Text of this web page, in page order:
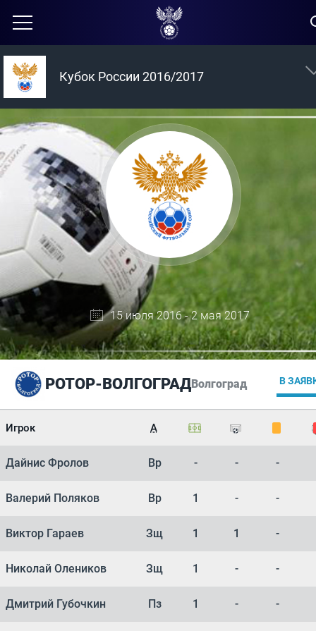
Кубок России 2016/2017
15 июля 2016 - 2 мая 2017
РОТОР-ВОЛГОГРАДВолгоград В
Игрок А
Дайнис Фролов Вр - - -
Валерий Поляков Вр 1 - -
Виктор Гараев Зщ 1 1 -
Николай Олеников Зщ 1 - -
Дмитрий Губочкин Пз 1 - -